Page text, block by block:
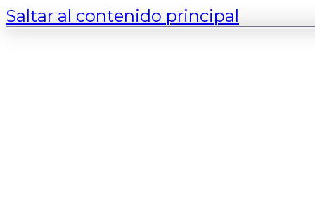
Saltar al contenido principal